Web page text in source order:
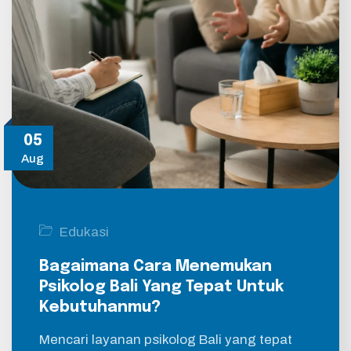
05
Aug
Edukasi
Bagaimana Cara Menemukan
Psikolog Bali Yang Tepat Untuk
Kebutuhanmu?
Mencari layanan psikolog Bali yang tepat